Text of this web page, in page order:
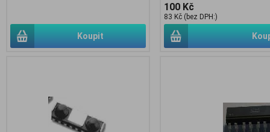
Koupit
100 Kč
83 Kč (bez DPH:)